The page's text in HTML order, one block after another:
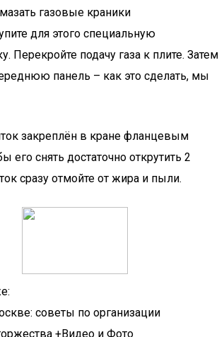
газовые краники
для этого специальную
Перекройте подачу газа к плите. Затем
панель – как это сделать, мы
закреплён в кране фланцевым
его снять достаточно открутить 2
сразу отмойте от жира и пыли.
советы по организации
+Видео и Фото